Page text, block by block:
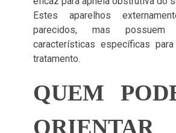
Estes aparelhos
parecidos, mas
características específicas
tratamento.
QUEM